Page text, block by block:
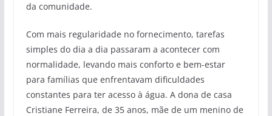
da comunidade.
Com mais regularidade no fornecimento, tarefas
simples do dia a dia passaram a acontecer com
normalidade, levando mais conforto e bem-estar
para famílias que enfrentavam dificuldades
constantes para ter acesso à água. A dona de casa
Cristiane Ferreira, de 35 anos, mãe de um menino de